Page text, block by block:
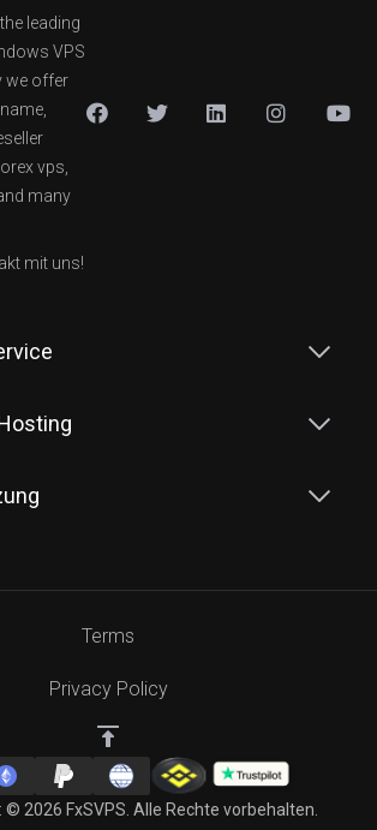
leading
VPS
we offer
vps,
many
mit uns!
2026 FxSVPS. Alle Rechte vorbehalten.
Terms
Privacy Policy